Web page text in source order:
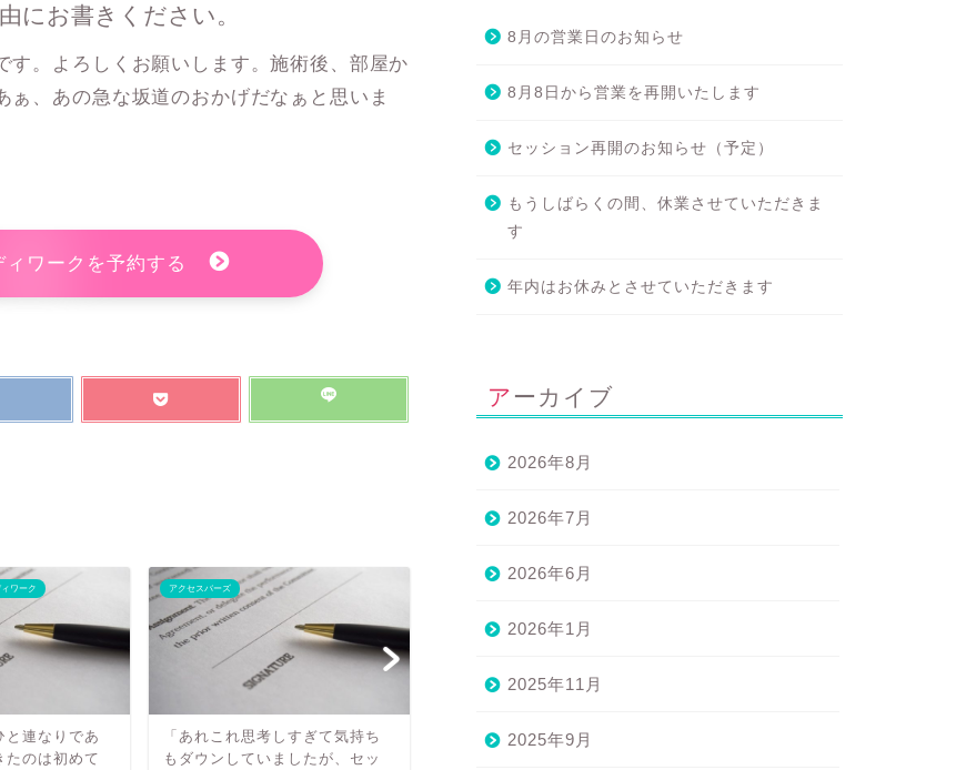
にお書きください。
。よろしくお願いします。施術後、部屋か
、あの急な坂道のおかげだなぁと思いま
ィワークを予約する
ワーク
と連なりであ
たのは初めて
アクセスバーズ
「あれこれ思考しすぎて気持ち
もダウンしていましたが、セッ
8月の営業日のお知らせ
8月8日から営業を再開いたします
セッション再開のお知らせ（予定）
もうしばらくの間、休業させていただきま
す
年内はお休みとさせていただきます
アーカイブ
2026年8月
2026年7月
2026年6月
2026年1月
2025年11月
2025年9月